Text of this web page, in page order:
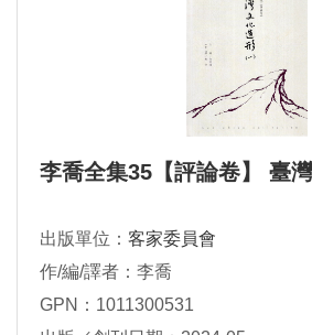
李喬全集35【評論卷】 臺
出版單位： 客家委員會
作/編/譯者：李喬
GPN：1011300531